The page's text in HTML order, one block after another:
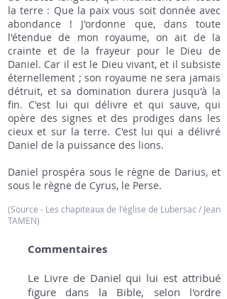
la terre : Que la paix vous soit donnée avec
abondance ! J'ordonne que, dans toute
l'étendue de mon royaume, on ait de la
crainte et de la frayeur pour le Dieu de
Daniel. Car il est le Dieu vivant, et il subsiste
éternellement ; son royaume ne sera jamais
détruit, et sa domination durera jusqu'à la
fin. C'est lui qui délivre et qui sauve, qui
opère des signes et des prodiges dans les
cieux et sur la terre. C'est lui qui a délivré
Daniel de la puissance des lions.
Daniel prospéra sous le règne de Darius, et
sous le règne de Cyrus, le Perse.
(Source - Les chapiteaux de l'église de Lubersac / Jean
TAMEN)
Commentaires
Le Livre de Daniel qui lui est attribué
figure dans la Bible, selon l'ordre